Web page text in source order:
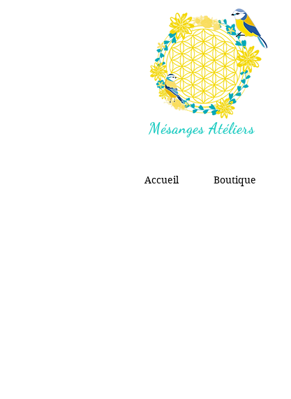
Mésanges Atéliers
Accueil Boutique